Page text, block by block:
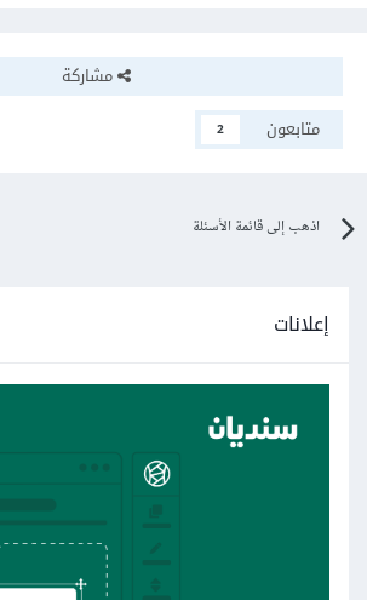
مشاركة
متابعون
2
اذهب إلى قائمة الأسئلة
إعلانات